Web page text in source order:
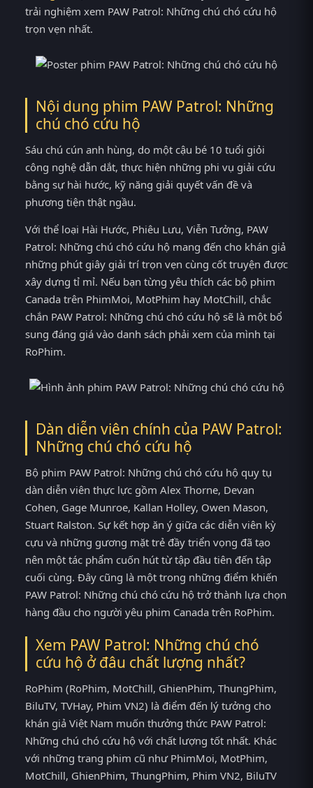
trải nghiệm xem PAW Patrol: Những chú chó cứu hộ
trọn vẹn nhất.
Nội dung phim PAW Patrol: Những
chú chó cứu hộ
Sáu chú cún anh hùng, do một cậu bé 10 tuổi giỏi
công nghệ dẫn dắt, thực hiện những phi vụ giải cứu
bằng sự hài hước, kỹ năng giải quyết vấn đề và
phương tiện thật ngầu.
Với thể loại Hài Hước, Phiêu Lưu, Viễn Tưởng, PAW
Patrol: Những chú chó cứu hộ mang đến cho khán giả
những phút giây giải trí trọn vẹn cùng cốt truyện được
xây dựng tỉ mỉ. Nếu bạn từng yêu thích các bộ phim
Canada trên PhimMoi, MotPhim hay MotChill, chắc
chắn PAW Patrol: Những chú chó cứu hộ sẽ là một bổ
sung đáng giá vào danh sách phải xem của mình tại
RoPhim.
Dàn diễn viên chính của PAW Patrol:
Những chú chó cứu hộ
Bộ phim PAW Patrol: Những chú chó cứu hộ quy tụ
dàn diễn viên thực lực gồm Alex Thorne, Devan
Cohen, Gage Munroe, Kallan Holley, Owen Mason,
Stuart Ralston. Sự kết hợp ăn ý giữa các diễn viên kỳ
cựu và những gương mặt trẻ đầy triển vọng đã tạo
nên một tác phẩm cuốn hút từ tập đầu tiên đến tập
cuối cùng. Đây cũng là một trong những điểm khiến
PAW Patrol: Những chú chó cứu hộ trở thành lựa chọn
hàng đầu cho người yêu phim Canada trên RoPhim.
Xem PAW Patrol: Những chú chó
cứu hộ ở đâu chất lượng nhất?
RoPhim (RoPhim, MotChill, GhienPhim, ThungPhim,
BiluTV, TVHay, Phim VN2) là điểm đến lý tưởng cho
khán giả Việt Nam muốn thưởng thức PAW Patrol:
Những chú chó cứu hộ với chất lượng tốt nhất. Khác
với những trang phim cũ như PhimMoi, MotPhim,
MotChill, GhienPhim, ThungPhim, Phim VN2, BiluTV